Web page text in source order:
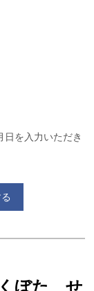
日を入力いただき
ぼた せ